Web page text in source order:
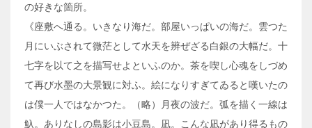
の好きな箇所。
《座敷へ通る。いきなり海だ。部屋いっぱいの海だ。雲つた
月にいぶされて微茫として水天を辨ぜざる白銀の大幅だ。十
七字を以て之を描写せよといふのか。茶を喫し心魂をしづめ
て再び水墨の大景観に対ふ。絵になりすぎてゐると嘆いたの
は僕一人ではなかつた。（略）月夜の波だ。弧を描く一線は
魞。ありなしの島影は小豆島。凪。こんな凪があり得るもの